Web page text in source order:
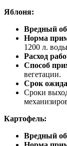
Яблоня:
Вредный
Норма
1200 л.
Расход
Способ
вегетации.
Срок
Сроки
Картофель:
Вредный